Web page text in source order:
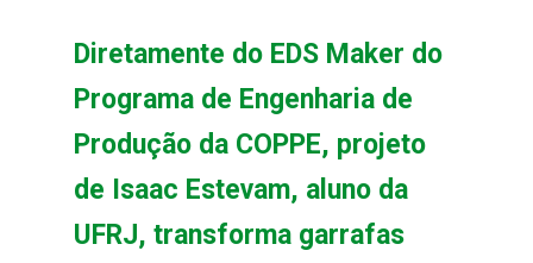
Diretamente do EDS Maker do
Programa de Engenharia de
Produção da COPPE, projeto
de Isaac Estevam, aluno da
UFRJ, transforma garrafas